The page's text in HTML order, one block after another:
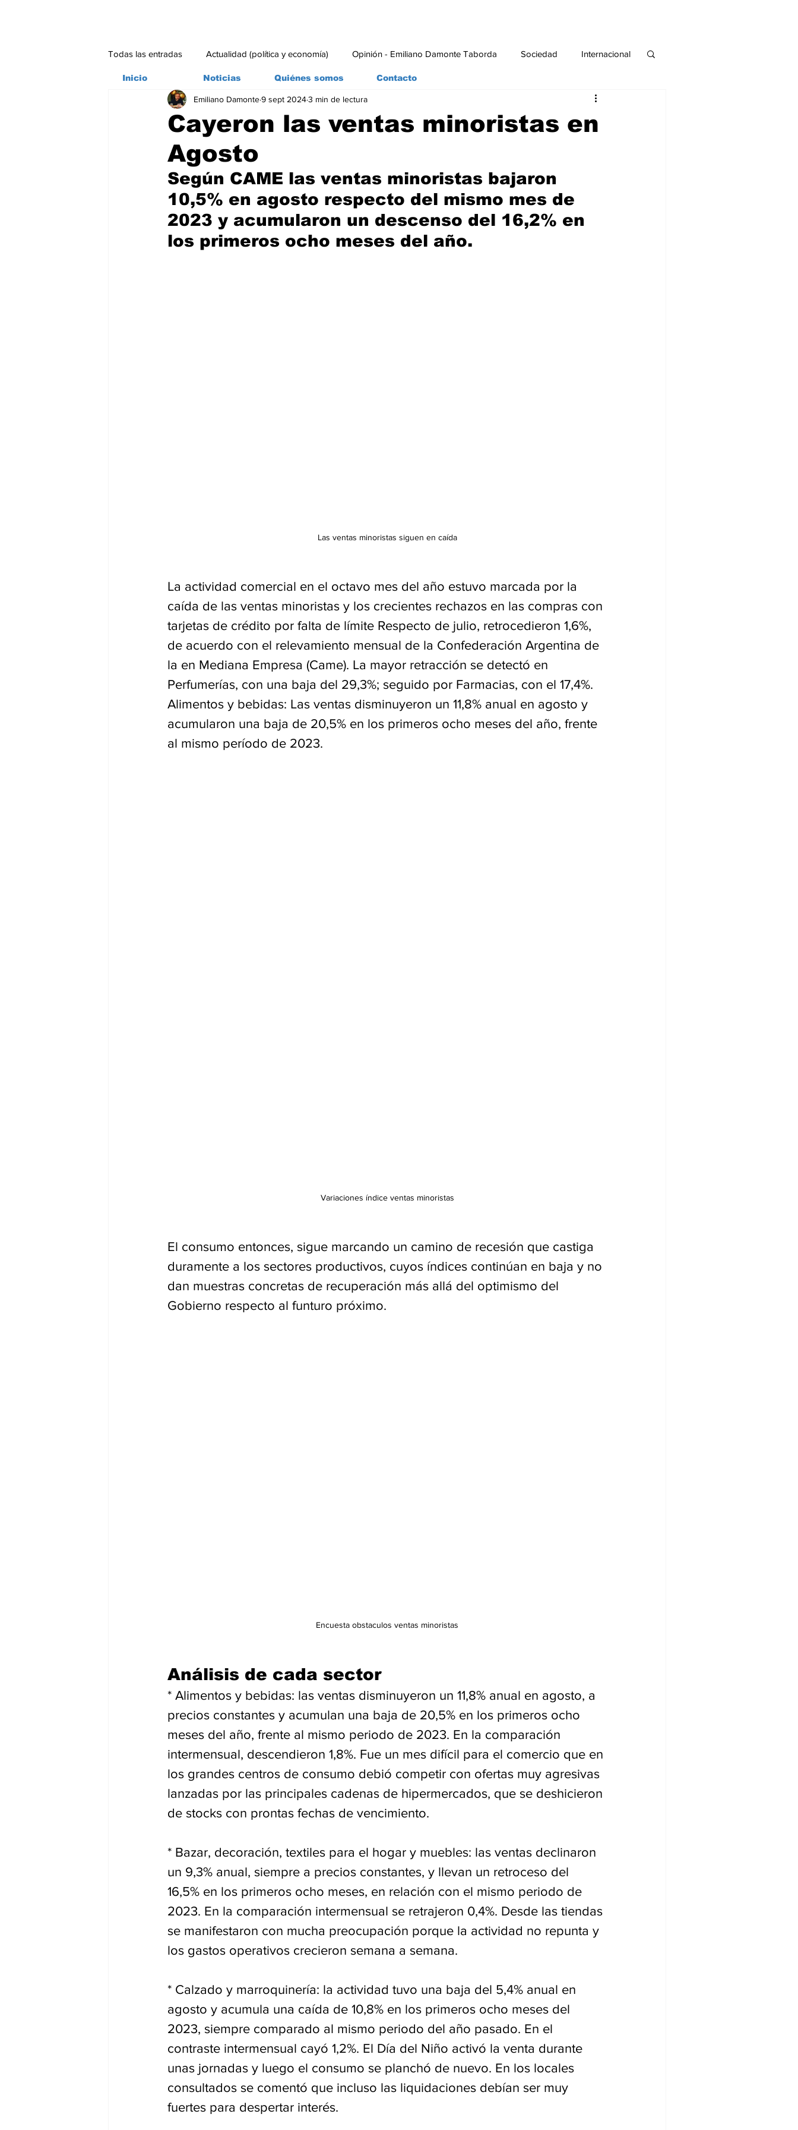
Todas las entradas Actualidad (política y economía) Opinión - Emiliano Damonte Taborda Sociedad Internacional
Ambiente Editorial Economía y Producción
Cayeron las ventas minoristas en
Agosto
Emiliano Damonte9 sept 20243 min de lectura
Según CAME las ventas minoristas bajaron
10,5% en agosto respecto del mismo mes de
2023 y acumularon un descenso del 16,2% en
los primeros ocho meses del año.
Las ventas minoristas siguen en caída
La actividad comercial en el octavo mes del año estuvo marcada por la
caída de las ventas minoristas y los crecientes rechazos en las compras con
tarjetas de crédito por falta de límite Respecto de julio, retrocedieron 1,6%,
de acuerdo con el relevamiento mensual de la Confederación Argentina de
la en Mediana Empresa (Came). La mayor retracción se detectó en
Perfumerías, con una baja del 29,3%; seguido por Farmacias, con el 17,4%.
Alimentos y bebidas: Las ventas disminuyeron un 11,8% anual en agosto y
acumularon una baja de 20,5% en los primeros ocho meses del año, frente
al mismo período de 2023.
Variaciones índice ventas minoristas
El consumo entonces, sigue marcando un camino de recesión que castiga
duramente a los sectores productivos, cuyos índices continúan en baja y no
dan muestras concretas de recuperación más allá del optimismo del
Gobierno respecto al funturo próximo.
Encuesta obstaculos ventas minoristas
Análisis de cada sector
* Alimentos y bebidas: las ventas disminuyeron un 11,8% anual en agosto, a
precios constantes y acumulan una baja de 20,5% en los primeros ocho
meses del año, frente al mismo periodo de 2023. En la comparación
intermensual, descendieron 1,8%. Fue un mes difícil para el comercio que en
los grandes centros de consumo debió competir con ofertas muy agresivas
lanzadas por las principales cadenas de hipermercados, que se deshicieron
de stocks con prontas fechas de vencimiento.
* Bazar, decoración, textiles para el hogar y muebles: las ventas declinaron
un 9,3% anual, siempre a precios constantes, y llevan un retroceso del
16,5% en los primeros ocho meses, en relación con el mismo periodo de
2023. En la comparación intermensual se retrajeron 0,4%. Desde las tiendas
se manifestaron con mucha preocupación porque la actividad no repunta y
los gastos operativos crecieron semana a semana.
* Calzado y marroquinería: la actividad tuvo una baja del 5,4% anual en
agosto y acumula una caída de 10,8% en los primeros ocho meses del
2023, siempre comparado al mismo periodo del año pasado. En el
contraste intermensual cayó 1,2%. El Día del Niño activó la venta durante
unas jornadas y luego el consumo se planchó de nuevo. En los locales
consultados se comentó que incluso las liquidaciones debían ser muy
fuertes para despertar interés.
Inicio Noticias Quiénes somos Contacto